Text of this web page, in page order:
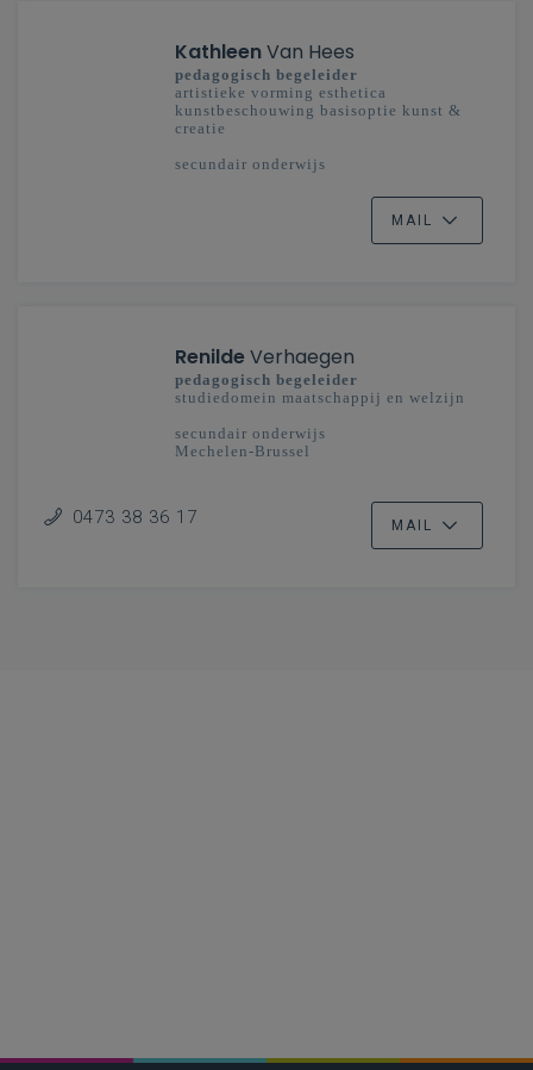
KathleenVan Hees
pedagogisch begeleider
artistieke vorming esthetica
kunstbeschouwing basisoptie kunst &
creatie
secundair onderwijs
MAIL
RenildeVerhaegen
pedagogisch begeleider
studiedomein maatschappij en welzijn
secundair onderwijs
Mechelen-Brussel
0473 38 36 17 MAIL